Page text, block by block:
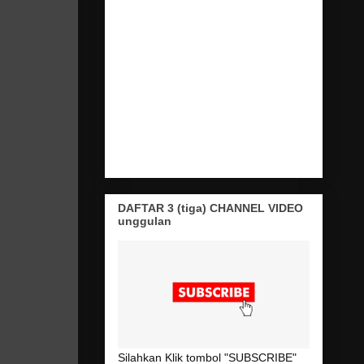
DAFTAR 3 (tiga) CHANNEL VIDEO
unggulan
Silahkan Klik tombol "SUBSCRIBE"